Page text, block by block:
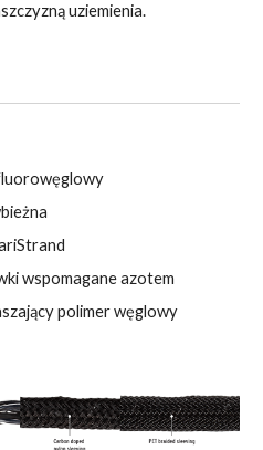
uziemienia.
wspomagane azotem
polimer węglowy